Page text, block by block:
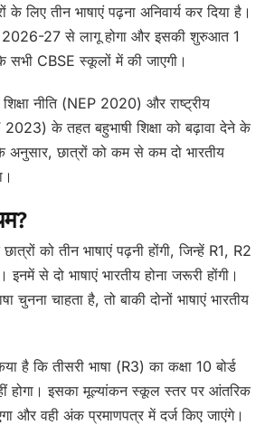
लिए तीन भाषाएं पढ़ना अनिवार्य कर दिया है।
2026-27 से लागू होगा और इसकी शुरुआत 1
CBSE स्कूलों में की जाएगी।
नीति (NEP 2020) और राष्ट्रीय
2023) के तहत बहुभाषी शिक्षा को बढ़ावा देने के
अनुसार, छात्रों को कम से कम दो भारतीय
को तीन भाषाएं पढ़नी होंगी, जिन्हें R1, R2
से दो भाषाएं भारतीय होना जरूरी होंगी।
चुनना चाहता है, तो बाकी दोनों भाषाएं भारतीय
है कि तीसरी भाषा (R3) का कक्षा 10 बोर्ड
होगा। इसका मूल्यांकन स्कूल स्तर पर आंतरिक
और वही अंक प्रमाणपत्र में दर्ज किए जाएंगे।